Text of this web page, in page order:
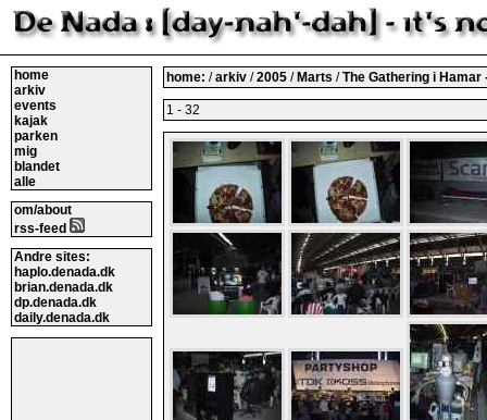
home
arkiv
events
kajak
parken
mig
blandet
alle
om/about
rss-feed
Andre sites:
haplo.denada.dk
brian.denada.dk
dp.denada.dk
daily.denada.dk
home: /arkiv /2005 / Marts /The Gathering i Hamar
1 - 32